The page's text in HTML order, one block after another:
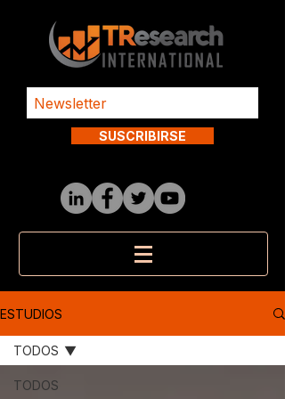
SUSCRIBIRSE
ESTUDIOS
TODOS
TODOS